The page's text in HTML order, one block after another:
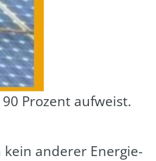
Pro­zent auf­weist.
kein ande­rer Ener­gie­